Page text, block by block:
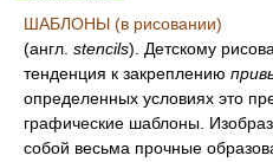
ШАБЛОНЫ (в рисовании)
(англ. stencils). Детскому
тенденция к закреплению
определенных условиях это
графические шаблоны.
собой весьма прочные